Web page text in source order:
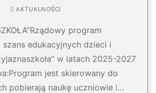
AKTUALNOŚCI
program
edukacyjnych dzieci i
w latach 2025-2027
jest skierowany do
pobierają naukę uczniowie i…